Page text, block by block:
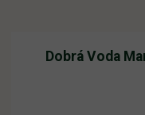
Dobrá Voda